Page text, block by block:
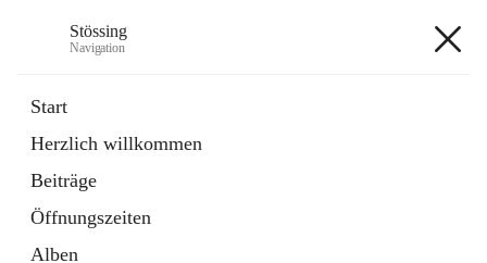
Stössing
Navigation
Start
Herzlich willkommen
Beiträge
Öffnungszeiten
Alben
Datei
in
Tab
Kindergarten
öffnet
in